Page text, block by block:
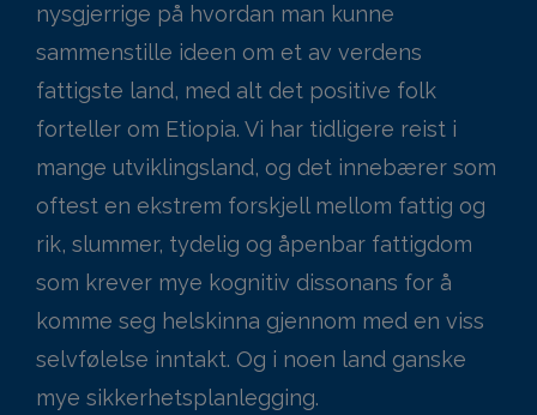
nysgjerrige på hvordan man kunne
sammenstille ideen om et av verdens
fattigste land, med alt det positive folk
forteller om Etiopia. Vi har tidligere reist i
mange utviklingsland, og det innebærer som
oftest en ekstrem forskjell mellom fattig og
rik, slummer, tydelig og åpenbar fattigdom
som krever mye kognitiv dissonans for å
komme seg helskinna gjennom med en viss
selvfølelse inntakt. Og i noen land ganske
mye sikkerhetsplanlegging.